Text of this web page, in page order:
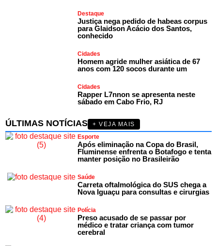
Destaque
Justiça nega pedido de habeas corpus
para Glaidson Acácio dos Santos,
conhecido
Cidades
Homem agride mulher asiática de 67
anos com 120 socos durante um
Cidades
Rapper L7nnon se apresenta neste
sábado em Cabo Frio, RJ
ÚLTIMAS NOTÍCIAS
+ VEJA MAIS
Esporte
Após eliminação na Copa do Brasil,
Fluminense enfrenta o Botafogo e tenta
manter posição no Brasileirão
Saúde
Carreta oftalmológica do SUS chega a
Nova Iguaçu para consultas e cirurgias
Polícia
Preso acusado de se passar por
médico e tratar criança com tumor
cerebral